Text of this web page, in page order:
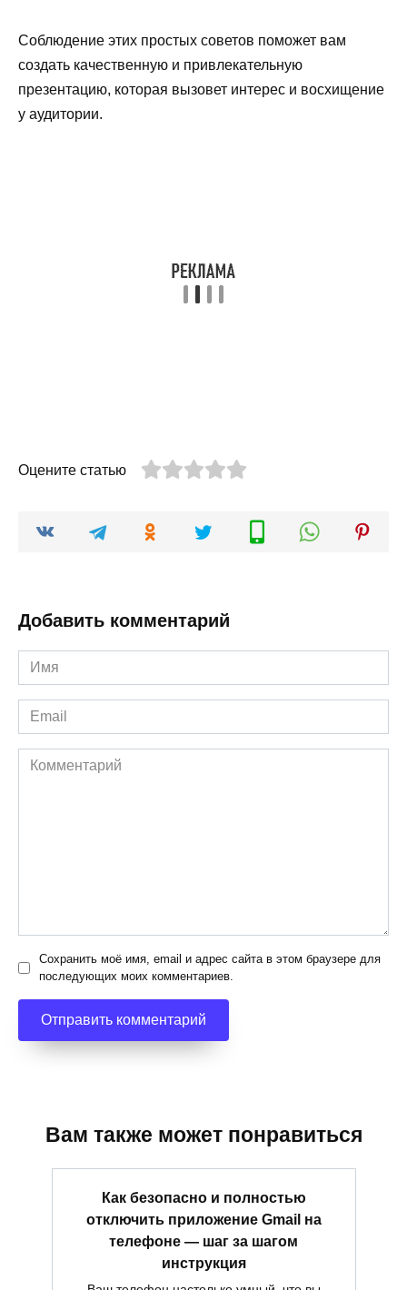
Соблюдение этих простых советов поможет вам
создать качественную и привлекательную
презентацию, которая вызовет интерес и восхищение
у аудитории.
Оцените статью
Добавить комментарий
Имя
*
Email
*
Комментарий
Сохранить моё имя, email и адрес сайта в этом браузере для
последующих моих комментариев.
Вам также может понравиться
Как безопасно и полностью
отключить приложение Gmail на
телефоне — шаг за шагом
инструкция